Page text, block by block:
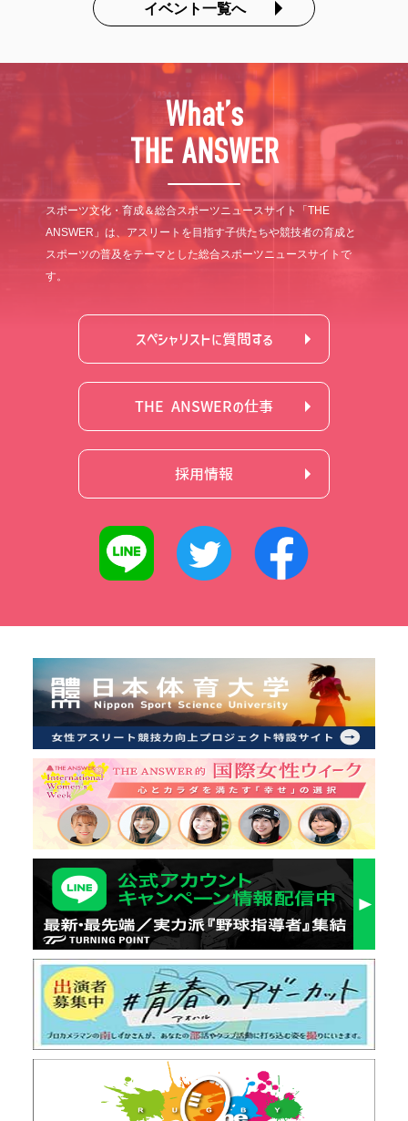
イベント一覧へ
What’s
THE ANSWER
スポーツ文化・育成＆総合スポーツニュースサイト「THE
ANSWER」は、アスリートを目指す子供たちや競技者の育成と
スポーツの普及をテーマとした総合スポーツニュースサイトで
す。
スペシャリストに質問する
THE ANSWERの仕事
採用情報